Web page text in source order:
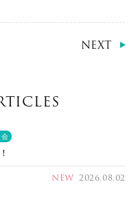
NEXT
会
NEW 2026.08.02